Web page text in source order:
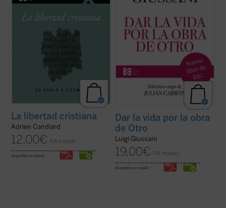
La libertad cristiana
Adrien Candiard
12,00€ IVA incluido
disponible en ebook:
Dar la vida por la obra
de Otro
Luigi Giussani
19,00€ IVA incluido
disponible en ebook: